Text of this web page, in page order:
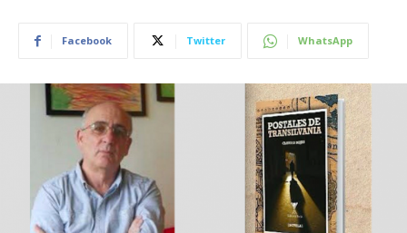
Facebook Twitter WhatsApp